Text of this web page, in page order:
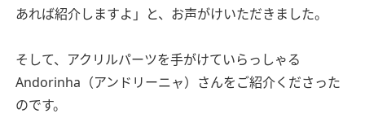
あれば紹介しますよ」と、お声がけいただきました。
そして、アクリルパーツを手がけていらっしゃる
Andorinha（アンドリーニャ）さんをご紹介くださった
のです。